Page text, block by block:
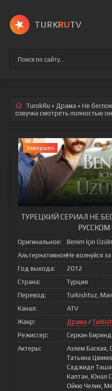
TURKRUTV
TurokRu » Драма » Не
озвучка смотреть полностью
Завершен
ТУРЕЦКИЙ СЕРИАЛ НЕ
Оригинальное:
Benim Için
Альтернативное:Не волнуйся
Год выхода:
2012
Страна:
Турция
Перевод:
Turkishtuz,
Канал:
ATV
Жанр:
Драма /
Режиссер:
Серкан
Актеры:
Азлем Баская,
Татьяна
Саджиде
Каптан, Юнал
Ойкю Челик,